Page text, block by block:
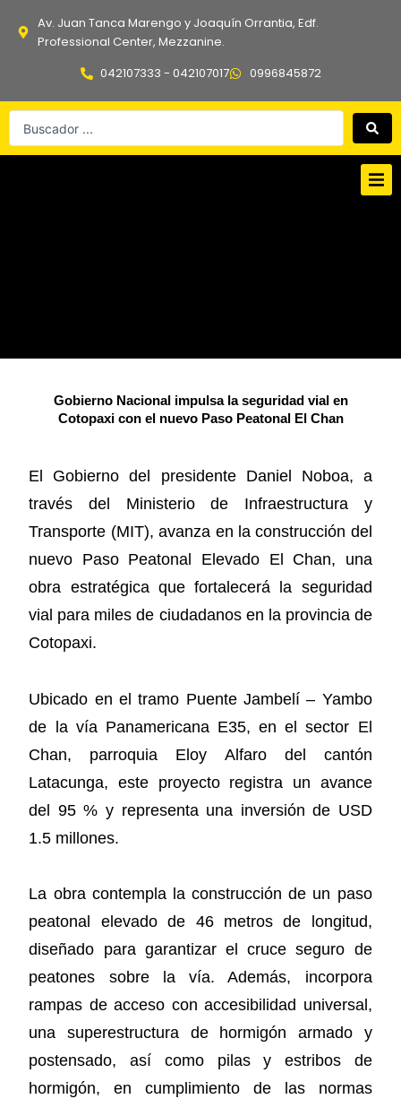
Av. Juan Tanca Marengo y Joaquín Orrantia, Edf.
Professional Center, Mezzanine.
042107333 - 042107017
0996845872
Search
Gobierno Nacional impulsa la seguridad vial en
Cotopaxi con el nuevo Paso Peatonal El Chan
El Gobierno del presidente Daniel Noboa, a
través del Ministerio de Infraestructura y
Transporte (MIT), avanza en la construcción del
nuevo Paso Peatonal Elevado El Chan, una
obra estratégica que fortalecerá la seguridad
vial para miles de ciudadanos en la provincia de
Cotopaxi.
Ubicado en el tramo Puente Jambelí – Yambo
de la vía Panamericana E35, en el sector El
Chan, parroquia Eloy Alfaro del cantón
Latacunga, este proyecto registra un avance
del 95 % y representa una inversión de USD
1.5 millones.
La obra contempla la construcción de un paso
peatonal elevado de 46 metros de longitud,
diseñado para garantizar el cruce seguro de
peatones sobre la vía. Además, incorpora
rampas de acceso con accesibilidad universal,
una superestructura de hormigón armado y
postensado, así como pilas y estribos de
hormigón, en cumplimiento de las normas